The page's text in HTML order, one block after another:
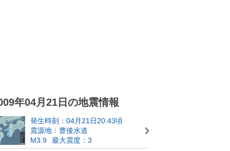
年04月21日の地震情報
発生時刻：04月21日20:43頃
震源地：豊後水道
M3.9
最大震度：3